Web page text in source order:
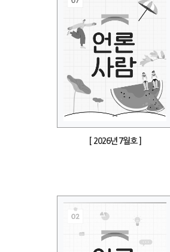
[ 2026년 7월호 ]